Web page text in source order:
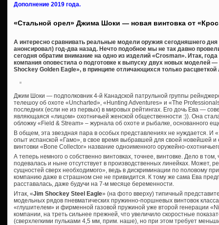
Дополнение 2019 года.
«Стальной орел» Джима Шоки — новая винтовка от
А интересно сравнивать реальные модели оружия сегодняшнего
анонсировал) год-два назад. Нечто подобное мы не так давно
сегодня обратим внимание на одно из изделий «Crosman». Итак,
компания оповестила о подготовке к выпуску двух новых моделей
Shockey Golden Eagle», в принципе отличающихся только расцветкой
Джим Шоки — подполковник 4-й Канадской патрульной группы
телешоу об охоте «Uncharted», «Hunting Adventures» и «The
последних (если не из первых) в мировых рейтингах. Его дочь Ева —
являющаяся «лицом» охотничьей женской общественности :)). Она
обложку «Field & Stream» – журнала об охоте и рыбалке, основанного
В общем, эта звездная пара в особых представлениях не нуждается. И
опыт испанской «Гамо», в свое время выбравшей для своей новейшей
винтовки «Bone Collector» название одноименного оружейно-
А теперь немного о собственно винтовках, точнее, винтовке. Дело в
подевалась и ныне отсутствует в производственных линейках. Может,
сущностей сверх необходимого», ведь в дискриминации по половому
компанию даже в страшном сне не привидится. К тому же сама Ева
расставалась, даже будучи на 7-м месяце беременности.
Итак, «Jim Shockey Steel Eagle» (на фото вверху) типичный
модельных рядов пневматических пружинно-поршневых винтовок
«глушителем» и фирменной газовой пружиной уже второй генерации
компании, на треть сильнее прежней, что увеличило скоростные
(сверхлегкими пульками 4,5 мм, прим. наше), но при этом требует